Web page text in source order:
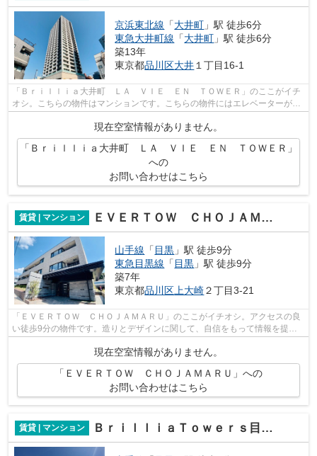
京浜東北線 「大井町 」駅 徒歩6分
東急大井町線 「大井町 」駅 徒歩6分
築13年
東京都品川区大井 １丁目16-1
「Ｂｒｉｌｌｉａ大井町 ＬＡ ＶＩＥ ＥＮ ＴＯＷＥＲ」のここがイチ
オシ。こちらの物件はマンションです。こちらの物件にはエレベーターが付
いています。駅から徒歩6分のマンショ...
現在空室情報がありません。
「Ｂｒｉｌｌｉａ大井町 ＬＡ ＶＩＥ ＥＮ ＴＯＷＥＲ」
への
お問い合わせはこちら
賃貸 | マンション ＥＶＥＲＴＯＷ ＣＨＯＪＡＭＡＲＵ
山手線 「目黒 」駅 徒歩9分
東急目黒線 「目黒 」駅 徒歩9分
築7年
東京都品川区 上大崎２丁目3-21
「ＥＶＥＲＴＯＷ ＣＨＯＪＡＭＡＲＵ」のここがイチオシ。アクセスの良
い徒歩9分の物件です。造りとデザインに関して、自信をもって情報を提供
できるマンションです。こちらの物件に...
現在空室情報がありません。
「ＥＶＥＲＴＯＷ ＣＨＯＪＡＭＡＲＵ」への
お問い合わせはこちら
賃貸 | マンション ＢｒｉｌｌｉａＴｏｗｅｒｓ目黒ノースレジデンス